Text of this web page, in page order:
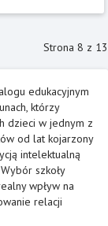
Strona 8 z 13
edukacyjnym
którzy
dzieci w jednym z
od lat kojarzony
intelektualną
szkoły
wpływ na
relacji